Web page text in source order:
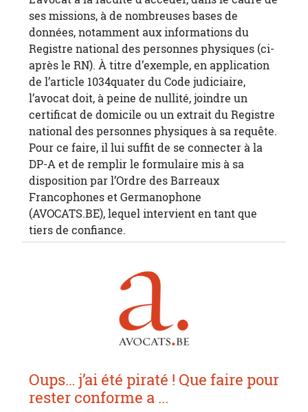
ses missions, à de nombreuses bases de
données, notamment aux informations du
Registre national des personnes physiques (ci-
après le RN). À titre d’exemple, en application
de l’article 1034quater du Code judiciaire,
l’avocat doit, à peine de nullité, joindre un
certificat de domicile ou un extrait du Registre
national des personnes physiques à sa requête.
Pour ce faire, il lui suffit de se connecter à la
DP-A et de remplir le formulaire mis à sa
disposition par l’Ordre des Barreaux
Francophones et Germanophone
(AVOCATS.BE), lequel intervient en tant que
tiers de confiance.
Oups… j’ai été piraté ! Que faire pour
rester conforme a ...